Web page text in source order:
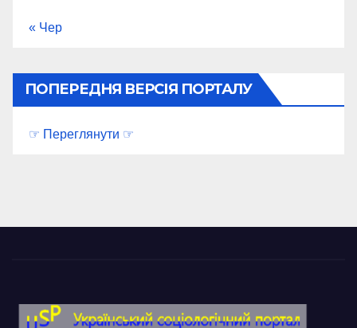
« Чер
ПОПЕРЕДНЯ ВЕРСІЯ ПОРТАЛУ
☞ Переглянути ☞